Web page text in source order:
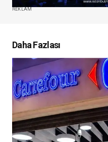
REKLAM
Daha Fazlası